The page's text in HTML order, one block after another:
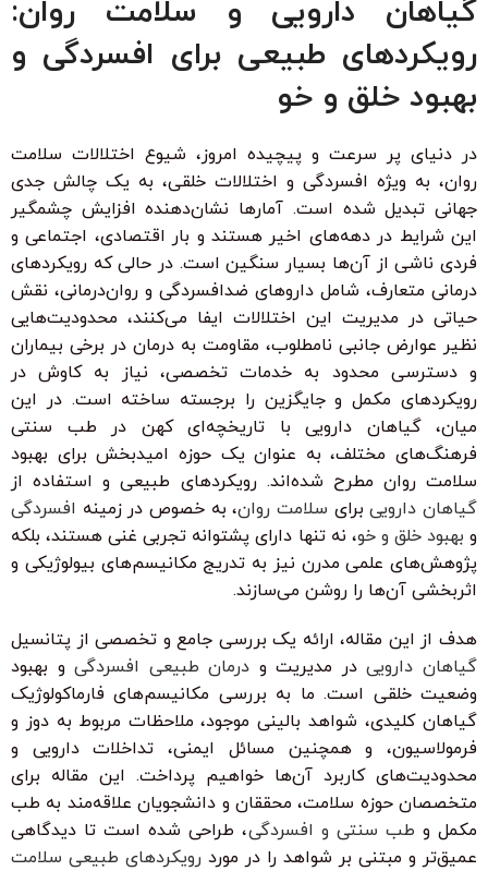
گیاهان دارویی و سلامت روان:
رویکردهای طبیعی برای افسردگی و
بهبود خلق و خو
در دنیای پر سرعت و پیچیده امروز، شیوع اختلالات سلامت
روان، به ویژه افسردگی و اختلالات خلقی، به یک چالش جدی
جهانی تبدیل شده است. آمارها نشان‌دهنده افزایش چشمگیر
این شرایط در دهه‌های اخیر هستند و بار اقتصادی، اجتماعی و
فردی ناشی از آن‌ها بسیار سنگین است. در حالی که رویکردهای
درمانی متعارف، شامل داروهای ضدافسردگی و روان‌درمانی، نقش
حیاتی در مدیریت این اختلالات ایفا می‌کنند، محدودیت‌هایی
نظیر عوارض جانبی نامطلوب، مقاومت به درمان در برخی بیماران
و دسترسی محدود به خدمات تخصصی، نیاز به کاوش در
رویکردهای مکمل و جایگزین را برجسته ساخته است. در این
میان، گیاهان دارویی با تاریخچه‌ای کهن در طب سنتی
فرهنگ‌های مختلف، به عنوان یک حوزه امیدبخش برای بهبود
سلامت روان مطرح شده‌اند. رویکردهای طبیعی و استفاده از
گیاهان داروییبرای سلامت روان، به خصوص در زمینه افسردگی
و بهبود خلق و خو، نه تنها دارای پشتوانه تجربی غنی هستند، بلکه
پژوهش‌های علمی مدرن نیز به تدریج مکانیسم‌های بیولوژیکی و
اثربخشی آن‌ها را روشن می‌سازند.
هدف از این مقاله، ارائه یک بررسی جامع و تخصصی از پتانسیل
گیاهان داروییدر مدیریت و درمان طبیعی افسردگیو بهبود
وضعیت خلقی است. ما به بررسی مکانیسم‌های فارماکولوژیک
گیاهان کلیدی، شواهد بالینی موجود، ملاحظات مربوط به دوز و
فرمولاسیون، و همچنین مسائل ایمنی، تداخلات دارویی و
محدودیت‌های کاربرد آن‌ها خواهیم پرداخت. این مقاله برای
متخصصان حوزه سلامت، محققان و دانشجویان علاقه‌مند به طب
مکمل و طب سنتی و افسردگی، طراحی شده است تا دیدگاهی
عمیق‌تر و مبتنی بر شواهد را در مورد رویکردهای طبیعی سلامت